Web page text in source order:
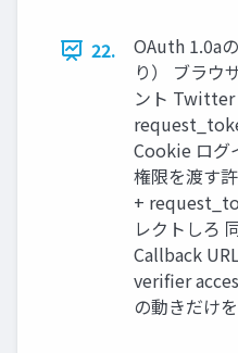
22.
OAuth 1.0a
り） ブラウ
ント
Cookie ログ
権限を渡す
+
レクトしろ
Callback
verifier
の動きだけ